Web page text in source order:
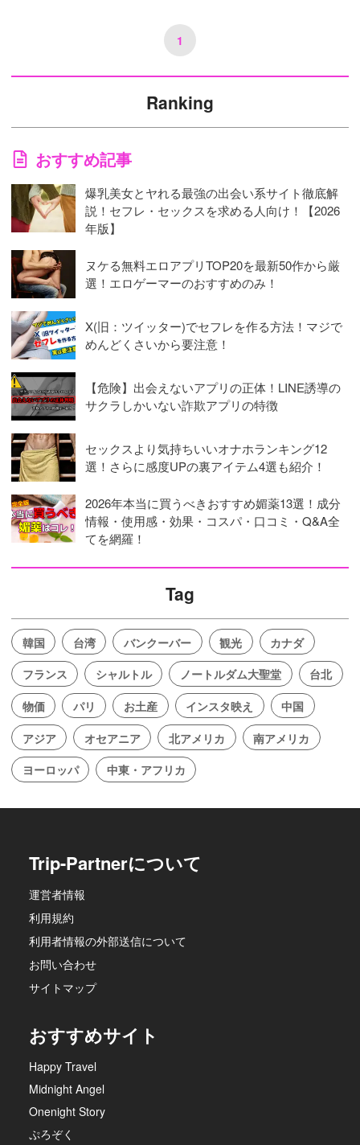
1
Ranking
おすすめ記事
爆乳美女とヤれる最強の出会い系サイト徹底解
説！セフレ・セックスを求める人向け！【2026
年版】
ヌケる無料エロアプリTOP20を最新50作から厳
選！エロゲーマーのおすすめのみ！
X(旧：ツイッター)でセフレを作る方法！マジで
めんどくさいから要注意！
【危険】出会えないアプリの正体！LINE誘導の
サクラしかいない詐欺アプリの特徴
セックスより気持ちいいオナホランキング12
選！さらに感度UPの裏アイテム4選も紹介！
2026年本当に買うべきおすすめ媚薬13選！成分
情報・使用感・効果・コスパ・口コミ・Q&A全
てを網羅！
Tag
韓国 台湾 バンクーバー 観光
カナダ
フランス
シャルトル ノートルダム大聖堂
台北
物価
パリ お土産 インスタ映え
中国
アジア
オセアニア 北アメリカ
南アメリカ
ヨーロッパ
中東・アフリカ
Trip-Partnerについて
運営者情報
利用規約
利用者情報の外部送信について
お問い合わせ
サイトマップ
おすすめサイト
Happy Travel
Midnight Angel
Onenight Story
ぷろぞく